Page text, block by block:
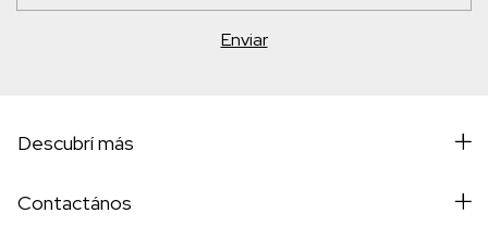
Descubrí más
Contactános